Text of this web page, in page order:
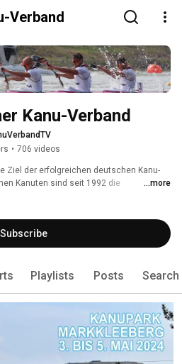
Verband
Kanu-Verband
• 706 videos
Ziel der erfolgreichen deutschen Kanu-
Kanuten sind seit 1992 die
Im Gegenteil: mit vier Olympiasiegen,
unterstrichen die
unter den deutschen
...more
Subscribe
Playlists Posts Search